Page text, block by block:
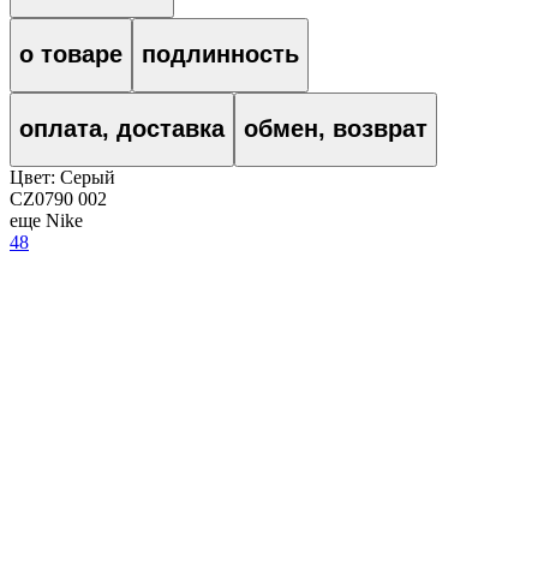
о товаре подлинность
оплата, доставка обмен, возврат
Цвет: Серый
CZ0790 002
еще Nike
48